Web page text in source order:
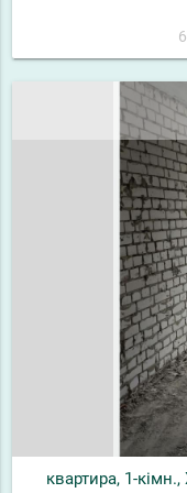
квартира, 1-